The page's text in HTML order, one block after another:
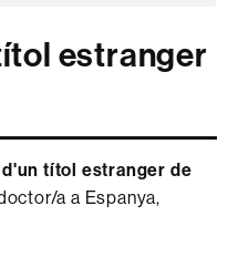
estranger
títol estranger de
a a Espanya,